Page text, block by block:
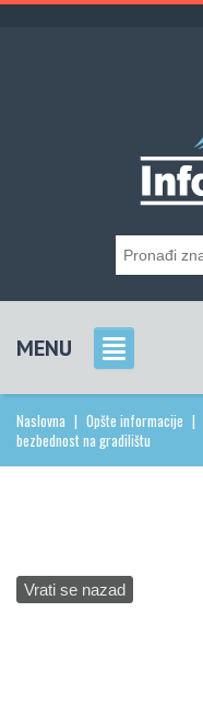
MENU
Naslovna | Opšte informacije |
bezbednost na gradilištu
Vrati se nazad